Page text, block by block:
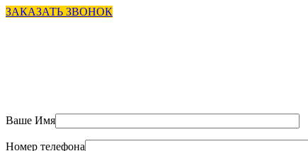
ЗАКАЗАТЬ ЗВОНОК
Ваше Имя
Номер телефона